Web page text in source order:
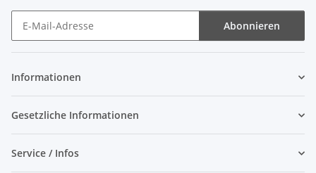
Abonnieren
Informationen
Gesetzliche Informationen
Service / Infos